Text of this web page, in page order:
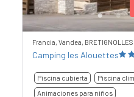
Francia, Vandea, BRETIGNOLLES
Camping les Alouettes
Piscina cubierta
Piscina
Animaciones para niños